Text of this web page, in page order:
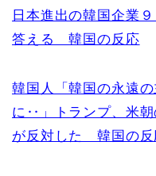
日本進出の韓国企業
答える 韓国の反応
韓国人「韓国の永遠
に‥」トランプ、米朝
が反対した 韓国の反